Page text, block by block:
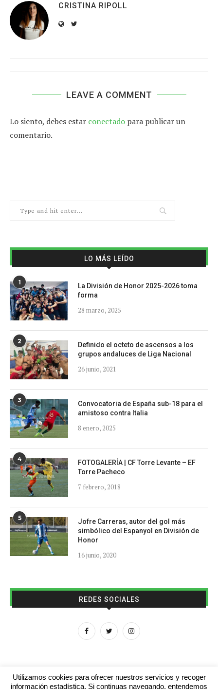
CRISTINA RIPOLL
LEAVE A COMMENT
Lo siento, debes estar conectado para publicar un
comentario.
LO MÁS LEÍDO
1
La División de Honor 2025-2026 toma
forma
28 marzo, 2025
2
Definido el octeto de ascensos a los
grupos andaluces de Liga Nacional
26 junio, 2021
3
Convocatoria de España sub-18 para el
amistoso contra Italia
8 enero, 2025
4
FOTOGALERÍA | CF Torre Levante – EF
Torre Pacheco
7 febrero, 2018
5
Jofre Carreras, autor del gol más
simbólico del Espanyol en División de
Honor
16 junio, 2020
REDES SOCIALES
Utilizamos cookies para ofrecer nuestros servicios y recoger
información estadística. Si continuas navegando, entendemos